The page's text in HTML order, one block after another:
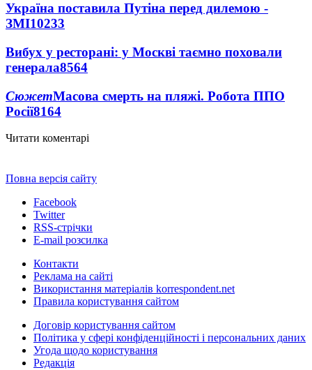
Україна поставила Путіна перед дилемою -
ЗМІ10233
Вибух у ресторані: у Москві таємно поховали
генерала8564
СюжетМасова смерть на пляжі. Робота ППО
Росії8164
Читати коментарі
Повна версія сайту
Facebook
Twitter
RSS-стрічки
E-mail розсилка
Контакти
Реклама на сайті
Використання матеріалів korrespondent.net
Правила користування сайтом
Договір користування сайтом
Політика у сфері конфіденційності і персональних даних
Угода щодо користування
Редакція